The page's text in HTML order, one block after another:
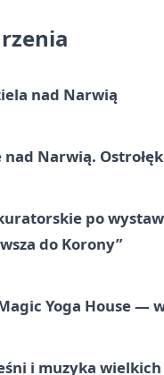
nad Narwią
nad Narwią.
po
do Korony”
Yoga House —
i muzyka